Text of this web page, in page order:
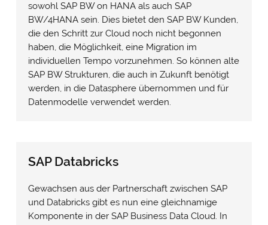
sowohl SAP BW on HANA als auch SAP
BW/4HANA sein. Dies bietet den SAP BW Kunden,
die den Schritt zur Cloud noch nicht begonnen
haben, die Möglichkeit, eine Migration im
individuellen Tempo vorzunehmen. So können alte
SAP BW Strukturen, die auch in Zukunft benötigt
werden, in die Datasphere übernommen und für
Datenmodelle verwendet werden.
SAP Databricks
Gewachsen aus der Partnerschaft zwischen SAP
und Databricks gibt es nun eine gleichnamige
Komponente in der SAP Business Data Cloud. In